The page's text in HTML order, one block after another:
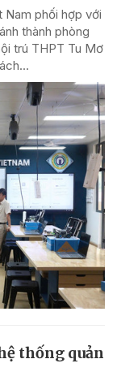
Nam phối hợp với
thành phòng
trú THPT Tu Mơ
thống quản